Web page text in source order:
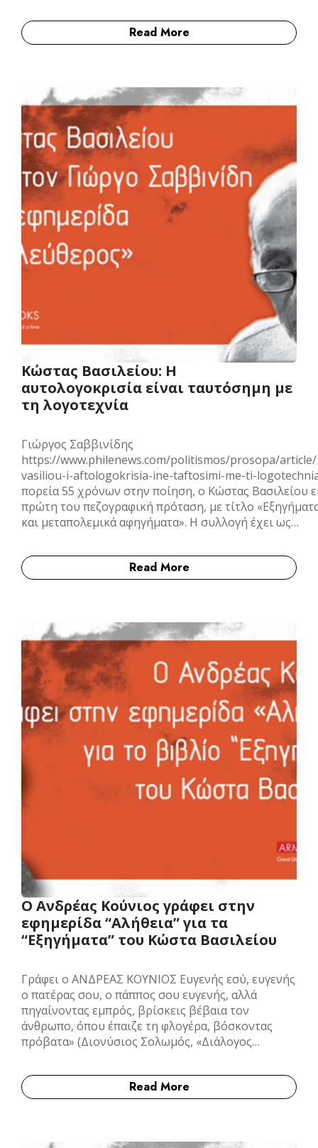
Read More
Κώστας Βασιλείου: Η
αυτολογοκρισία είναι ταυτόσημη με
τη λογοτεχνία
Γιώργος Σαββινίδης
https://www.philenews.com/politismos/prosopa/
vasiliou-i-aftologokrisia-ine-taftosimi-me-ti-logotechnia
πορεία 55 χρόνων στην ποίηση, ο Κώστας Βασιλείου
πρώτη του πεζογραφική πρόταση, με τίτλο
και μεταπολεμικά αφηγήματα». Η συλλογή έχει ως…
Read More
Ο Aνδρέας Κούνιος γράφει στην
εφημερίδα “Αλήθεια” για τα
“Εξηγήματα” του Κώστα Βασιλείου
Γράφει ο ΑΝΔΡΕΑΣ ΚΟΥΝΙΟΣ Ευγενής εσύ, ευγενής
ο πατέρας σου, ο πάππος σου ευγενής, αλλά
πηγαίνοντας εμπρός, βρίσκεις βέβαια τον
άνθρωπο, όπου έπαιζε τη φλογέρα, βόσκοντας
πρόβατα» (Διονύσιος Σολωμός, «Διάλογος…
Read More